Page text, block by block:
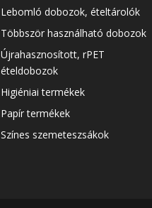
Lebomló dobozok, ételtárolók
Többször használható dobozok
Újrahasznosított, rPET
ételdobozok
Higiéniai termékek
Papír termékek
Színes szemeteszsákok